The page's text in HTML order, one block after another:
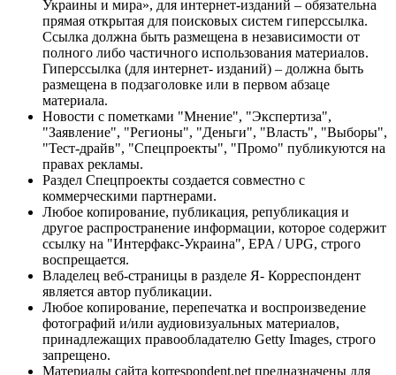
Украины и мира», для интернет-изданий – обязательна
прямая открытая для поисковых систем гиперссылка.
Ссылка должна быть размещена в независимости от
полного либо частичного использования материалов.
Гиперссылка (для интернет- изданий) – должна быть
размещена в подзаголовке или в первом абзаце
материала.
Новости с пометками "Мнение", "Экспертиза",
"Заявление", "Регионы", "Деньги", "Власть", "Выборы",
"Тест-драйв", "Спецпроекты", "Промо" публикуются на
правах рекламы.
Раздел Спецпроекты создается совместно с
коммерческими партнерами.
Любое копирование, публикация, републикация и
другое распространение информации, которое содержит
ссылку на "Интерфакс-Украина", EPA / UPG, строго
воспрещается.
Владелец веб-страницы в разделе Я- Корреспондент
является автор публикации.
Любое копирование, перепечатка и воспроизведение
фотографий и/или аудиовизуальных материалов,
принадлежащих правообладателю Getty Images, строго
запрещено.
Материалы сайта korrespondent.net предназначены для